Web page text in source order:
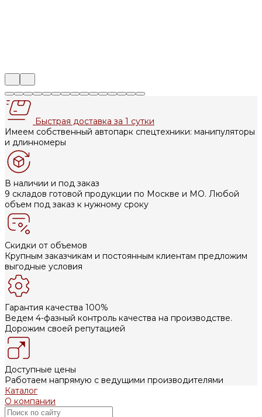
Быстрая доставка за 1 сутки
Имеем собственный автопарк спецтехники: манипуляторы
и длинномеры
В наличии и под заказ
9 складов готовой продукции по Москве и МО. Любой
объем под заказ к нужному сроку
Скидки от объемов
Крупным заказчикам и постоянным клиентам предложим
выгодные условия
Гарантия качества 100%
Ведем 4-фазный контроль качества на производстве.
Дорожим своей репутацией
Доступные цены
Работаем напрямую с ведущими производителями
Каталог
О компании